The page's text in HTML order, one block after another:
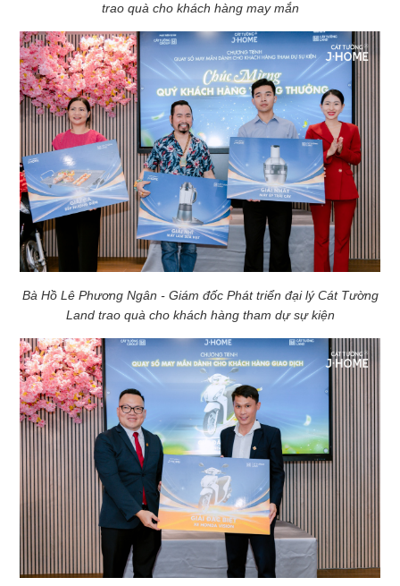
trao quà cho khách hàng may mắn
Bà Hồ Lê Phương Ngân - Giám đốc Phát triển đại lý Cát Tường
Land trao quà cho khách hàng tham dự sự kiện